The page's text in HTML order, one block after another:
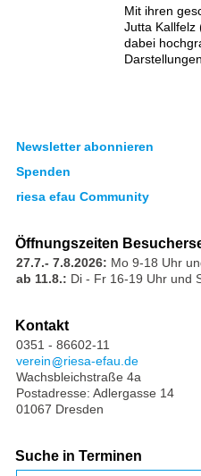
Mit ihren
Jutta Kallfelz
dabei
Newsletter abonnieren
Spenden
riesa efau Community
Öffnungszeiten
27.7.- 7.8.2026: Mo 9-18 Uhr
ab 11.8.: Di - Fr 16-19 Uhr und
Kontakt
0351 - 86602-11
verein
riesa-efau.de
Wachsbleichstraße 4a
Postadresse: Adlergasse 14
01067 Dresden
Suche in Terminen